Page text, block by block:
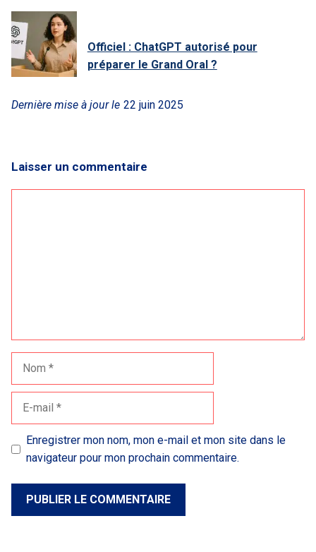
Officiel : ChatGPT autorisé pour
préparer le Grand Oral ?
Dernière mise à jour le 22 juin 2025
Laisser un commentaire
Nom
Enregistrer mon nom, mon e-mail et mon site dans le
navigateur pour mon prochain commentaire.